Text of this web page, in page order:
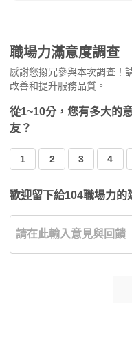
職場力滿意度調查
感謝您撥冗參與本次調查！
改善和提升服務品質。
從1~10分，您有多大的
友？
1 2 3 4
歡迎留下給104職場力的